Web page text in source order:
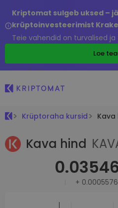
Kriptomat sulgeb uksed –
krüptoinvesteerimist
Teie vahendid on turvalised
Loe
Krüptoraha kursid Kava
Kava hind
+